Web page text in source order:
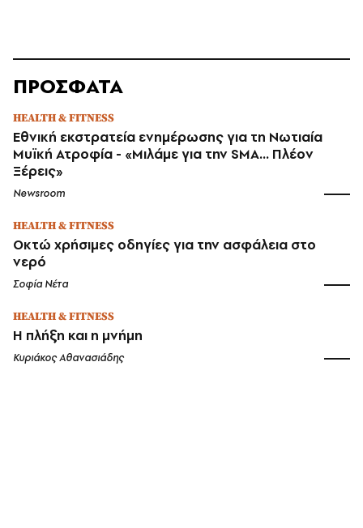
ΠΡΟΣΦΑΤΑ
HEALTH & FITNESS
Εθνική εκστρατεία ενημέρωσης για τη Νωτιαία
Μυϊκή Ατροφία - «Μιλάμε για την SMA… Πλέον
Ξέρεις»
Newsroom
HEALTH & FITNESS
Οκτώ χρήσιμες οδηγίες για την ασφάλεια στο
νερό
Σοφία Νέτα
HEALTH & FITNESS
Η πλήξη και η μνήμη
Κυριάκος Αθανασιάδης